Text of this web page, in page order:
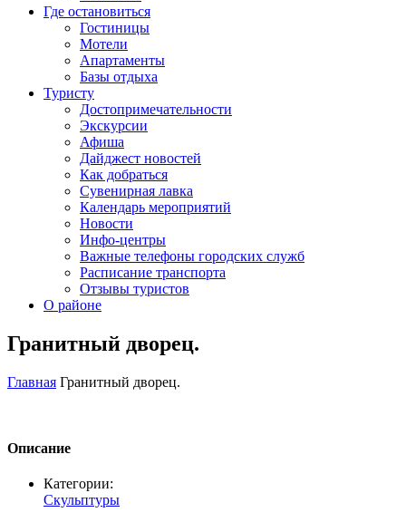
Где остановиться
Гостиницы
Мотели
Апартаменты
Базы отдыха
Туристу
Достопримечательности
Экскурсии
Афиша
Дайджест новостей
Как добраться
Сувенирная лавка
Календарь мероприятий
Новости
Инфо-центры
Важные телефоны городских служб
Расписание транспорта
Отзывы туристов
О районе
Гранитный дворец.
Главная Гранитный дворец.
Описание
Категории:
Скульптуры